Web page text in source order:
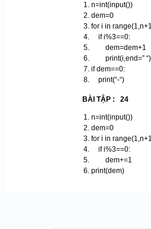
n=int(input())
dem=0
for i in
if i%3==0:
dem=dem+1
print(i,end=” “)
if dem==0:
print(“-“)
BÀI TẬP : 24
n=int(input())
dem=0
for i in
if i%3==0:
dem+=1
print(dem)